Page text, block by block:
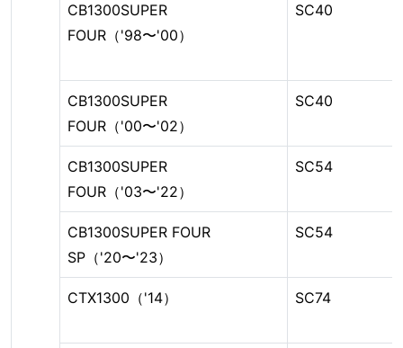
CB1300SUPER
FOUR（'98〜'00）
SC40
CB1300SUPER
FOUR（'00〜'02）
SC40
CB1300SUPER
FOUR（'03〜'22）
SC54
CB1300SUPER FOUR
SP（'20〜'23）
SC54
CTX1300（'14） SC74